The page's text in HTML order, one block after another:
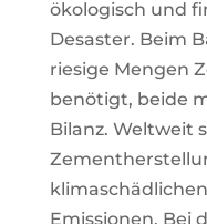
ökologisch und
Desaster. Beim
riesige Mengen
benötigt, beide
Bilanz. Weltweit
Emissionen. Bei